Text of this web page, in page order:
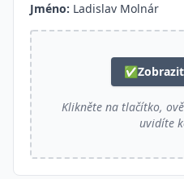
Jméno: Ladislav Molnár
✅
Klikněte na tlačítko,
uvidíte